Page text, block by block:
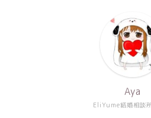
EliYume結婚相談
Aya